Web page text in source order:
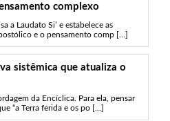
complexo
a Laudato Si’ e estabelece as
e o pensamento comp [...]
sistêmica que atualiza o
da Encíclica. Para ela, pensar
“a Terra ferida e os po [...]